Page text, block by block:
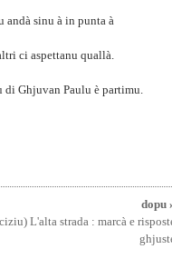
sinu à in punta à
ci aspettanu quallà.
di Ghjuvan Paulu è partimu.
dopu
L'alta strada : marcà e